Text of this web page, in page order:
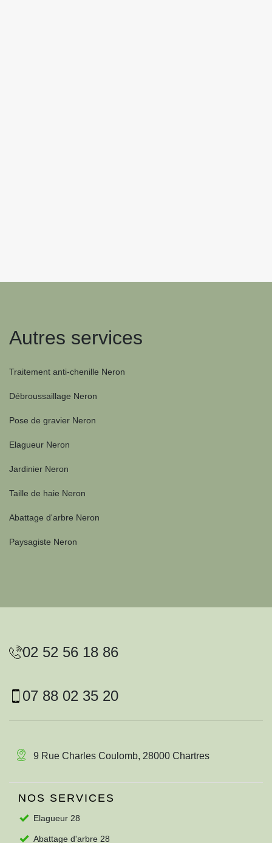
Autres services
Traitement anti-chenille Neron
Débroussaillage Neron
Pose de gravier Neron
Elagueur Neron
Jardinier Neron
Taille de haie Neron
Abattage d'arbre Neron
Paysagiste Neron
02 52 56 18 86
07 88 02 35 20
9 Rue Charles Coulomb, 28000 Chartres
NOS SERVICES
Elagueur 28
Abattage d'arbre 28